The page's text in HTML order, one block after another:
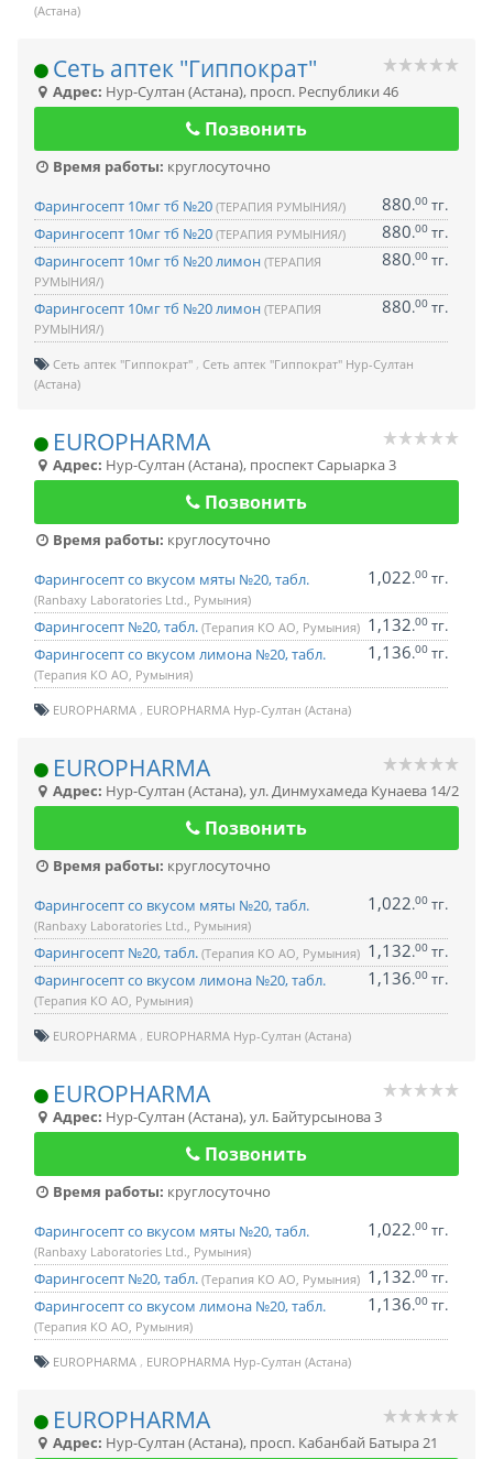
(Астана)
Сеть аптек "Гиппократ"
Адрес: Нур-Султан (Астана), просп. Республики 46
Позвонить
Время работы: круглосуточно
Фарингосепт 10мг тб №20 (ТЕРАПИЯ РУМЫНИЯ/) 880.00 тг.
Фарингосепт 10мг тб №20 (ТЕРАПИЯ РУМЫНИЯ/) 880.00 тг.
Фарингосепт 10мг тб №20 лимон (ТЕРАПИЯ
РУМЫНИЯ/)
880.00 тг.
Фарингосепт 10мг тб №20 лимон (ТЕРАПИЯ
РУМЫНИЯ/)
880.00 тг.
Сеть аптек "Гиппократ" Сеть аптек "Гиппократ" Нур-Султан
(Астана)
EUROPHARMA
Адрес: Нур-Султан (Астана), проспект Сарыарка 3
Позвонить
Время работы: круглосуточно
Фарингосепт со вкусом мяты №20, табл.
(Ranbaxy Laboratories Ltd., Румыния)
1,022.00 тг.
Фарингосепт №20, табл. (Терапия КО АО, Румыния) 1,132.00 тг.
Фарингосепт со вкусом лимона №20, табл.
(Терапия КО АО, Румыния)
1,136.00 тг.
EUROPHARMA EUROPHARMA Нур-Султан (Астана)
EUROPHARMA
Адрес: Нур-Султан (Астана),ул. Динмухамеда Кунаева 14/2
Позвонить
Время работы: круглосуточно
Фарингосепт со вкусом мяты №20, табл.
(Ranbaxy Laboratories Ltd., Румыния)
1,022.00 тг.
Фарингосепт №20, табл. (Терапия КО АО, Румыния) 1,132.00 тг.
Фарингосепт со вкусом лимона №20, табл.
(Терапия КО АО, Румыния)
1,136.00 тг.
EUROPHARMA EUROPHARMA Нур-Султан (Астана)
EUROPHARMA
Адрес: Нур-Султан (Астана),ул. Байтурсынова 3
Позвонить
Время работы: круглосуточно
Фарингосепт со вкусом мяты №20, табл.
(Ranbaxy Laboratories Ltd., Румыния)
1,022.00 тг.
Фарингосепт №20, табл. (Терапия КО АО, Румыния) 1,132.00 тг.
Фарингосепт со вкусом лимона №20, табл.
(Терапия КО АО, Румыния)
1,136.00 тг.
EUROPHARMA EUROPHARMA Нур-Султан (Астана)
EUROPHARMA
Адрес: Нур-Султан (Астана), просп. Кабанбай Батыра 21